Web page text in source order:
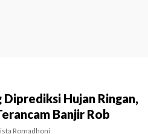
Hujan Ringan,
Banjir Rob
Romadhoni